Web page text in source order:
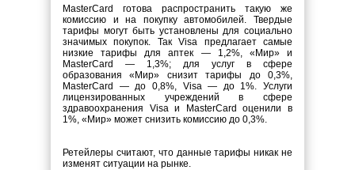
MasterCard готова распространить такую же
комиссию и на покупку автомобилей. Твердые
тарифы могут быть установлены для социально
значимых покупок. Так Visa предлагает самые
низкие тарифы для аптек — 1,2%, «Мир» и
MasterCard — 1,3%; для услуг в сфере
образования «Мир» снизит тарифы до 0,3%,
MasterCard — до 0,8%, Visa — до 1%. Услуги
лицензированных учреждений в сфере
здравоохранения Visa и MasterCard оценили в
1%, «Мир» может снизить комиссию до 0,3%.
Ретейлеры считают, что данные тарифы никак не
изменят ситуации на рынке.